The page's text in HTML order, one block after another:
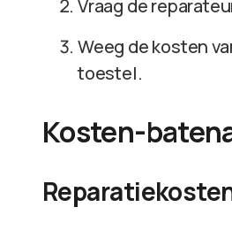
Vraag de
Weeg de kosten
toestel.
Kosten-